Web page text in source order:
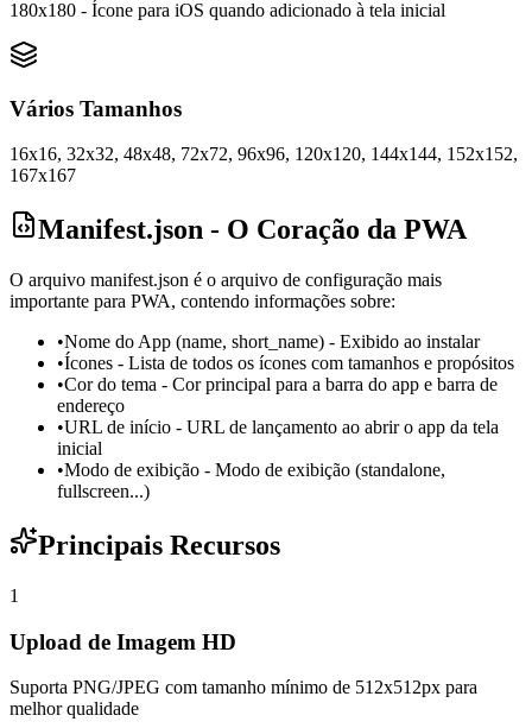
180x180 - Ícone para iOS quando adicionado à tela inicial
Vários Tamanhos
16x16, 32x32, 48x48, 72x72, 96x96, 120x120, 144x144, 152x152,
167x167
Manifest.json - O Coração da PWA
O arquivo manifest.json é o arquivo de configuração mais
importante para PWA, contendo informações sobre:
•Nome do App (name, short_name) - Exibido ao instalar
•Ícones - Lista de todos os ícones com tamanhos e propósitos
•Cor do tema - Cor principal para a barra do app e barra de
endereço
•URL de início - URL de lançamento ao abrir o app da tela
inicial
•Modo de exibição - Modo de exibição (standalone,
fullscreen...)
Principais Recursos
1
Upload de Imagem HD
Suporta PNG/JPEG com tamanho mínimo de 512x512px para
melhor qualidade